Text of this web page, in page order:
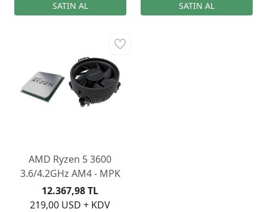
AMD Ryzen 5 3600
3.6/4.2GHz AM4 - MPK
219,00 USD + KDV
12.367,98 TL